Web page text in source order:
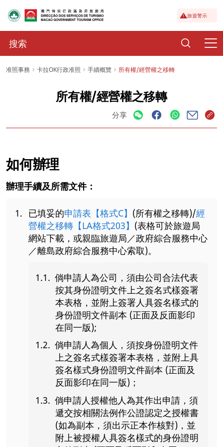
旅遊警示
准照事務 卡拉OK行政准照 手續概覽 所有權/經營權之移轉
所有權/經營權之移轉
分享
如何辦理
辦理手續及所需文件：
已填妥的申請表【格式C】 (所有權之移轉)/經
營權之移轉【LA格式203】 (表格可於旅遊局
網站下載，或親臨旅遊局／政府綜合服務中心
／離島政府綜合服務中心索取)。
倘申請人為公司，須由公司合法代表
按其身份證明文件上之簽名式樣簽署
本表格，並附上簽署人具簽名樣式的
身份證明文件副本 (正面及反面影印
在同一版);
倘申請人為個人，須按身份證明文件
上之簽名式樣簽署本表格，並附上具
簽名樣式身份證明文件副本 (正面及
反面影印在同一版)；
倘申請人授權他人為其作出申請，須
遞交按相關法例作公證認定之授權書
(如為副本，須出示正本作核對)，並
附上被授權人具簽名樣式的身份證明